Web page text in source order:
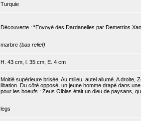
Turquie
Découverte : “Envoyé des Dardanelles par Demetrios
marbre (bas relief)
H. 43 cm, l. 35 cm, E. 4 cm
Moitié supérieure brisée. Au milieu, autel allumé. A
libation. Du côté opposé, un jeune homme drapé dans
pour les boeufs : Zeus Olbias était un dieu de paysans,
legs